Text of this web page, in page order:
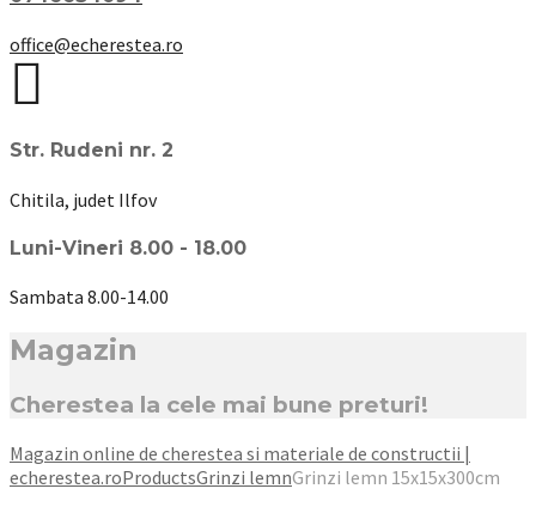
office@echerestea.ro
Str. Rudeni nr. 2
Chitila, judet Ilfov
Luni-Vineri 8.00 - 18.00
Sambata 8.00-14.00
Magazin
Cherestea la cele mai bune preturi!
Magazin online de cherestea si materiale de constructii |
echerestea.roProductsGrinzi lemnGrinzi lemn 15x15x300cm